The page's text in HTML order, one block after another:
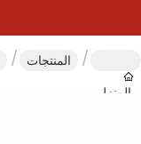
المنزل
المنتجات